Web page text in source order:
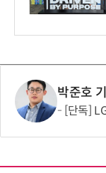
박준호
[단독] LG유플러